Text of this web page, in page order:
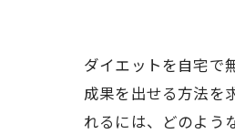
ダイエットを自宅で
成果を出せる方法を
れるには、どのよう